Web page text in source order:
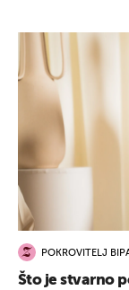
POKROVITELJ
Što je stvarno